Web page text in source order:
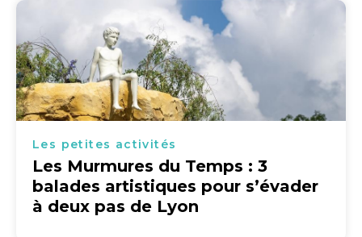
Les petites activités
Les Murmures du Temps : 3
balades artistiques pour s’évader
à deux pas de Lyon